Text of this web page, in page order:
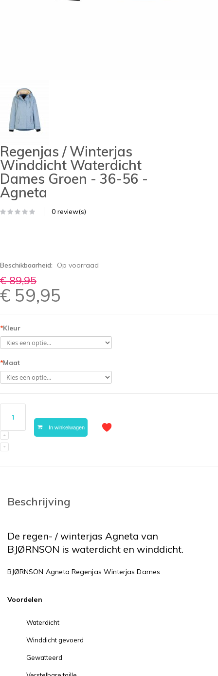
Regenjas / Winterjas
Winddicht Waterdicht
Dames Groen - 36-56 -
Agneta
0 review(s)
Beschikbaarheid: Op voorraad
€ 89,95
€ 59,95
*Kleur
*Maat
In winkelwagen
Beschrijving
De regen- / winterjas Agneta van
BJØRNSON is waterdicht en winddicht.
BJØRNSON Agneta Regenjas Winterjas Dames
Voordelen
Waterdicht
Winddicht gevoerd
Gewatteerd